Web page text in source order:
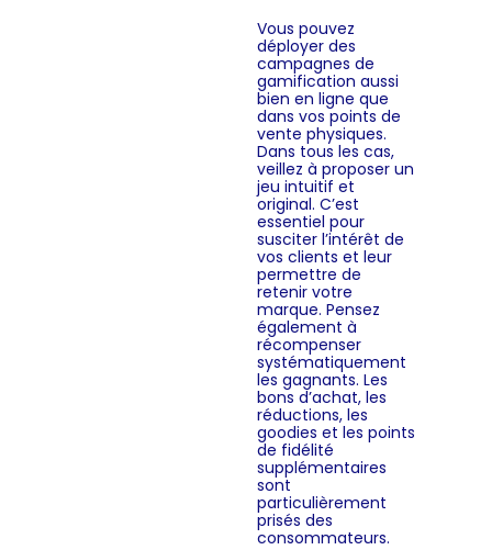
Vous pouvez
déployer des
campagnes de
gamification aussi
bien en ligne que
dans vos points de
vente physiques.
Dans tous les cas,
veillez à proposer un
jeu intuitif et
original. C’est
essentiel pour
susciter l’intérêt de
vos clients et leur
permettre de
retenir votre
marque. Pensez
également à
récompenser
systématiquement
les gagnants. Les
bons d’achat, les
réductions, les
goodies et les points
de fidélité
supplémentaires
sont
particulièrement
prisés des
consommateurs.